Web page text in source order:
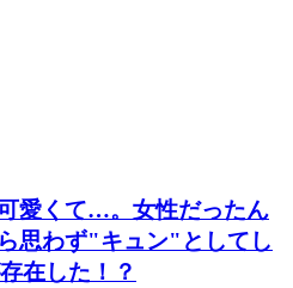
愛くて…。女性だったん
思わず"キュン"としてし
在した！？